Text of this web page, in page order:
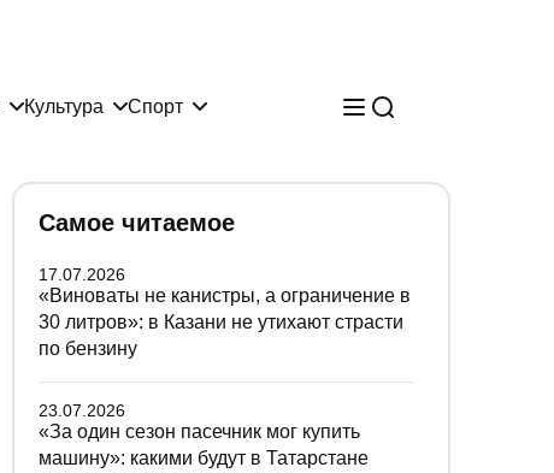
Культура Спорт
Самое читаемое
17.07.2026
«Виноваты не канистры, а ограничение в
30 литров»: в Казани не утихают страсти
по бензину
23.07.2026
«За один сезон пасечник мог купить
машину»: какими будут в Татарстане